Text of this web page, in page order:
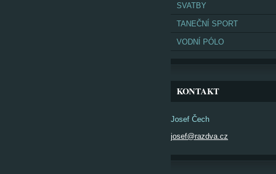
SVATBY
TANEČNÍ SPORT
VODNÍ PÓLO
KONTAKT
Josef Čech
josef@razdva.cz